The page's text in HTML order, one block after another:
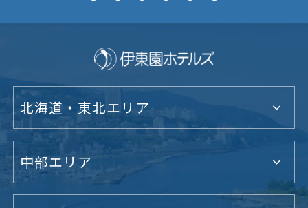
北海道・東北エリア
中部エリア